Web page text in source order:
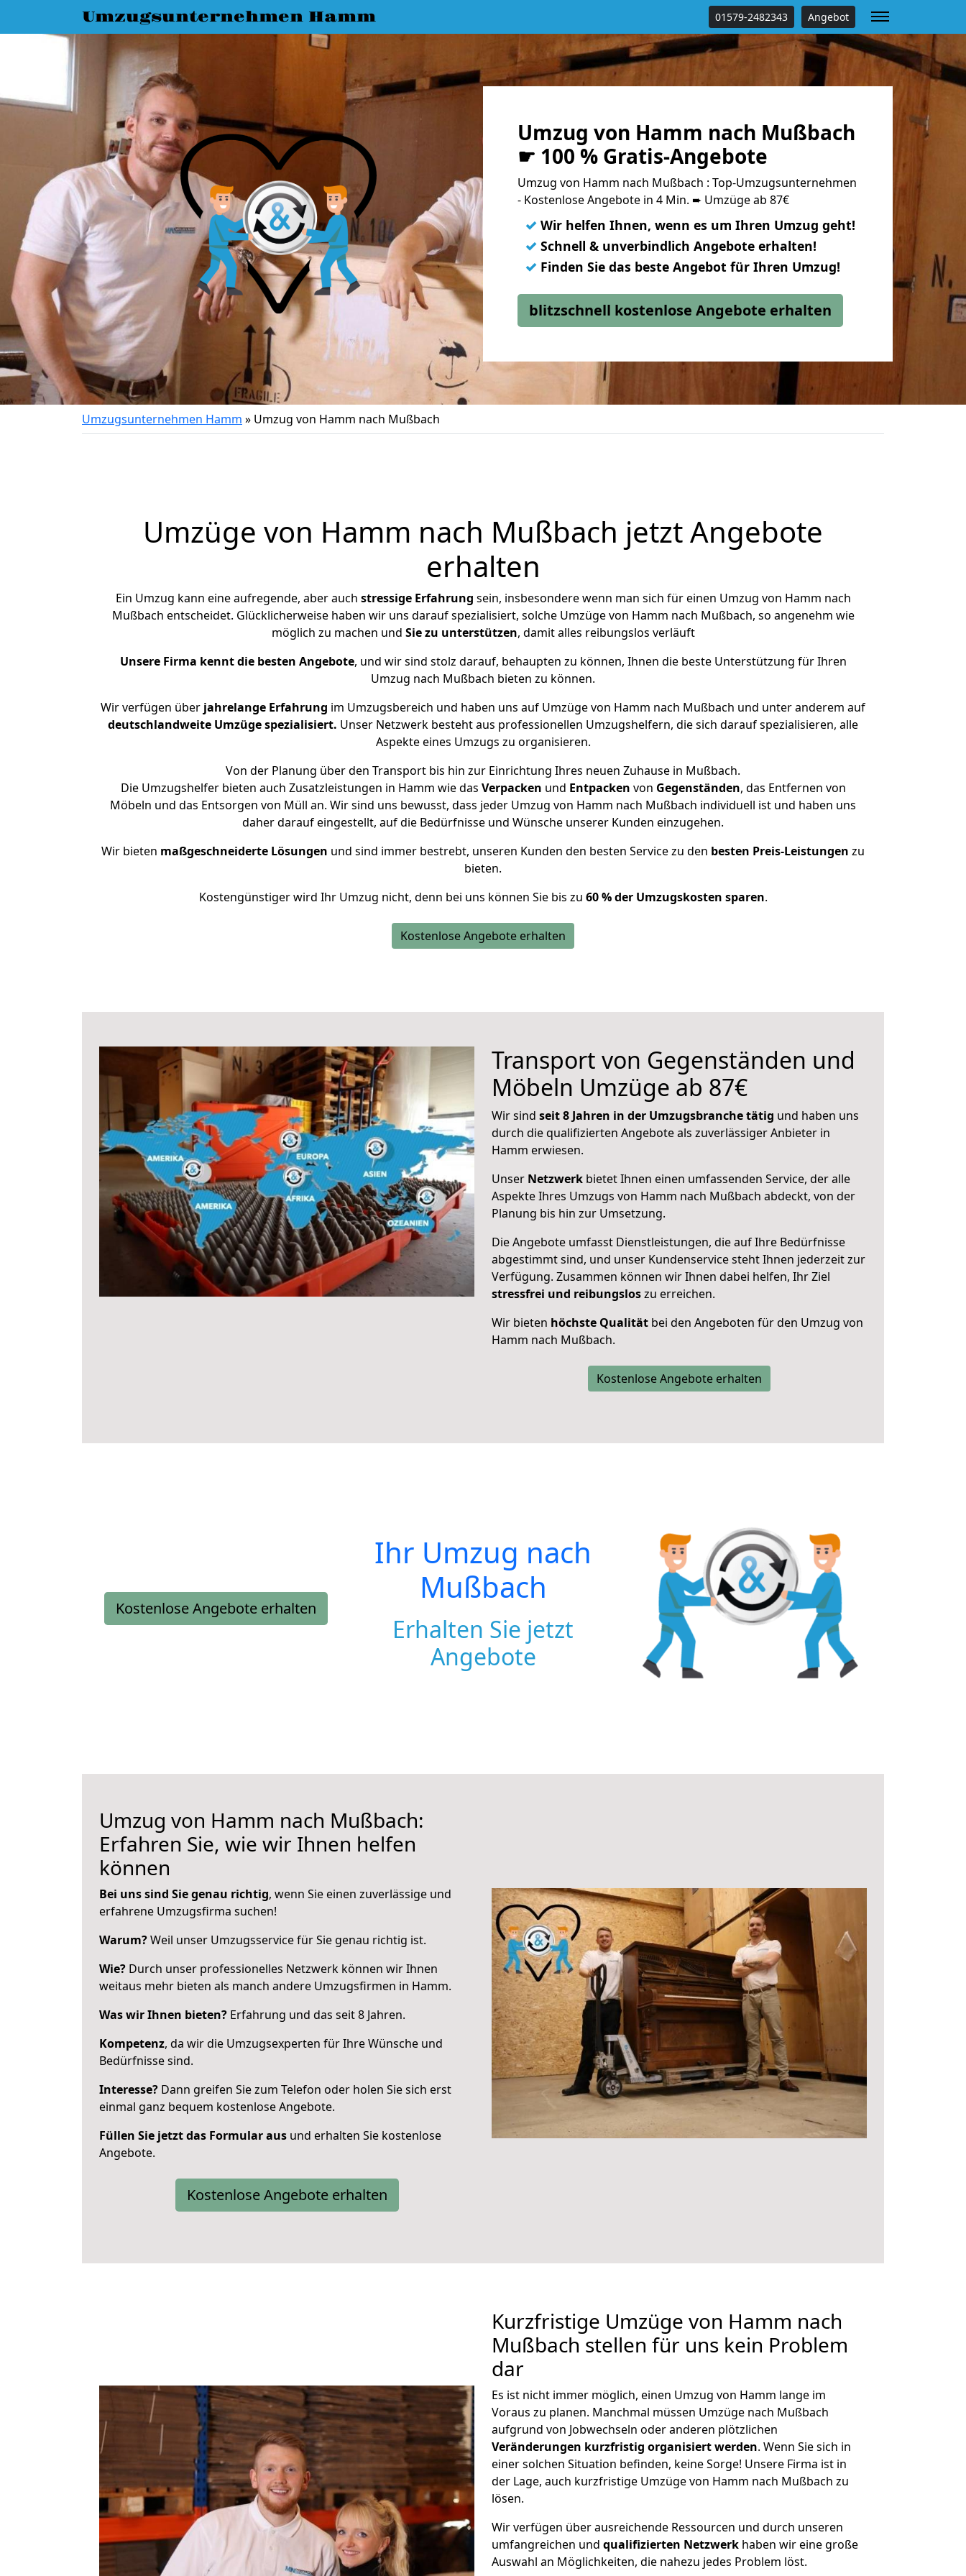
Umzugsunternehmen Hamm 01579-2482343 Angebot
Umzug von Hamm nach Mußbach
☛ 100 % Gratis-Angebote
Umzug von Hamm nach Mußbach : Top-Umzugsunternehmen
- Kostenlose Angebote in 4 Min. ➨ Umzüge ab 87€
✓ Wir helfen Ihnen, wenn es um Ihren Umzug geht!
✓ Schnell & unverbindlich Angebote erhalten!
✓ Finden Sie das beste Angebot für Ihren Umzug!
blitzschnell kostenlose Angebote erhalten
Umzugsunternehmen Hamm » Umzug von Hamm nach Mußbach
Umzüge von Hamm nach Mußbach jetzt Angebote
erhalten
Ein Umzug kann eine aufregende, aber auch stressige Erfahrung sein, insbesondere wenn man sich für einen Umzug von Hamm nach
Mußbach entscheidet. Glücklicherweise haben wir uns darauf spezialisiert, solche Umzüge von Hamm nach Mußbach, so angenehm wie
möglich zu machen und Sie zu unterstützen, damit alles reibungslos verläuft
Unsere Firma kennt die besten Angebote, und wir sind stolz darauf, behaupten zu können, Ihnen die beste Unterstützung für Ihren
Umzug nach Mußbach bieten zu können.
Wir verfügen über jahrelange Erfahrung im Umzugsbereich und haben uns auf Umzüge von Hamm nach Mußbach und unter anderem auf
deutschlandweite Umzüge spezialisiert. Unser Netzwerk besteht aus professionellen Umzugshelfern, die sich darauf spezialisieren, alle
Aspekte eines Umzugs zu organisieren.
Von der Planung über den Transport bis hin zur Einrichtung Ihres neuen Zuhause in Mußbach.
Die Umzugshelfer bieten auch Zusatzleistungen in Hamm wie das Verpacken und Entpacken von Gegenständen, das Entfernen von
Möbeln und das Entsorgen von Müll an. Wir sind uns bewusst, dass jeder Umzug von Hamm nach Mußbach individuell ist und haben uns
daher darauf eingestellt, auf die Bedürfnisse und Wünsche unserer Kunden einzugehen.
Wir bieten maßgeschneiderte Lösungen und sind immer bestrebt, unseren Kunden den besten Service zu den besten Preis-Leistungen zu
bieten.
Kostengünstiger wird Ihr Umzug nicht, denn bei uns können Sie bis zu 60 % der Umzugskosten sparen.
Kostenlose Angebote erhalten
Transport von Gegenständen und
Möbeln Umzüge ab 87€
Wir sind seit 8 Jahren in der Umzugsbranche tätig und haben uns
durch die qualifizierten Angebote als zuverlässiger Anbieter in
Hamm erwiesen.
Unser Netzwerk bietet Ihnen einen umfassenden Service, der alle
Aspekte Ihres Umzugs von Hamm nach Mußbach abdeckt, von der
Planung bis hin zur Umsetzung.
Die Angebote umfasst Dienstleistungen, die auf Ihre Bedürfnisse
abgestimmt sind, und unser Kundenservice steht Ihnen jederzeit zur
Verfügung. Zusammen können wir Ihnen dabei helfen, Ihr Ziel
stressfrei und reibungsloszu erreichen.
Wir bieten höchste Qualität bei den Angeboten für den Umzug von
Hamm nach Mußbach.
Kostenlose Angebote erhalten
Kostenlose Angebote erhalten
Ihr Umzug nach
Mußbach
Erhalten Sie jetzt
Angebote
Umzug von Hamm nach Mußbach:
Erfahren Sie, wie wir Ihnen helfen
können
Bei uns sind Sie genau richtig, wenn Sie einen zuverlässige und
erfahrene Umzugsfirma suchen!
Warum?Weil unser Umzugsservice für Sie genau richtig ist.
Wie? Durch unser professionelles Netzwerk können wir Ihnen
weitaus mehr bieten als manch andere Umzugsfirmen in Hamm.
Was wir Ihnen bieten? Erfahrung und das seit 8 Jahren.
Kompetenz, da wir die Umzugsexperten für Ihre Wünsche und
Bedürfnisse sind.
Interesse? Dann greifen Sie zum Telefon oder holen Sie sich erst
einmal ganz bequem kostenlose Angebote.
Füllen Sie jetzt das Formular aus und erhalten Sie kostenlose
Angebote.
Kostenlose Angebote erhalten
Kurzfristige Umzüge von Hamm nach
Mußbach stellen für uns kein Problem
dar
Es ist nicht immer möglich, einen Umzug von Hamm lange im
Voraus zu planen. Manchmal müssen Umzüge nach Mußbach
aufgrund von Jobwechseln oder anderen plötzlichen
Veränderungen kurzfristig organisiert werden. Wenn Sie sich in
einer solchen Situation befinden, keine Sorge! Unsere Firma ist in
der Lage, auch kurzfristige Umzüge von Hamm nach Mußbach zu
lösen.
Wir verfügen über ausreichende Ressourcen und durch unseren
umfangreichen und qualifizierten Netzwerk haben wir eine große
Auswahl an Möglichkeiten, die nahezu jedes Problem löst.